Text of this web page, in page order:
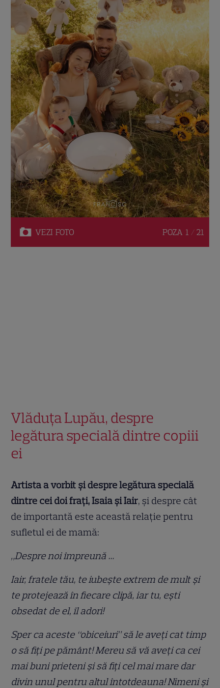
VEZI FOTO POZA 1 / 21
Vlăduța Lupău, despre
legătura specială dintre copiii
ei
Artista a vorbit și despre legătura specială
dintre cei doi frați, Isaia și Iair, și despre cât
de importantă este această relație pentru
sufletul ei de mamă:
„Despre noi împreună …
Iair, fratele tău, te iubește extrem de mult și
te protejează în fiecare clipă, iar tu, ești
obsedat de el, îl adori!
Sper ca aceste “obiceiuri” să le aveți cat timp
o să fiți pe pământ! Mereu să vă aveți ca cei
mai buni prieteni și să fiți cel mai mare dar
divin unul pentru altul întotdeauna! Nimeni și